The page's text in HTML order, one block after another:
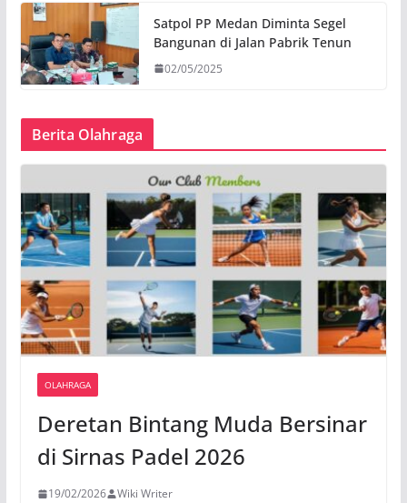
Satpol PP Medan Diminta Segel
Bangunan di Jalan Pabrik Tenun
02/05/2025
Berita Olahraga
OLAHRAGA
Deretan Bintang Muda Bersinar
di Sirnas Padel 2026
19/02/2026 Wiki Writer